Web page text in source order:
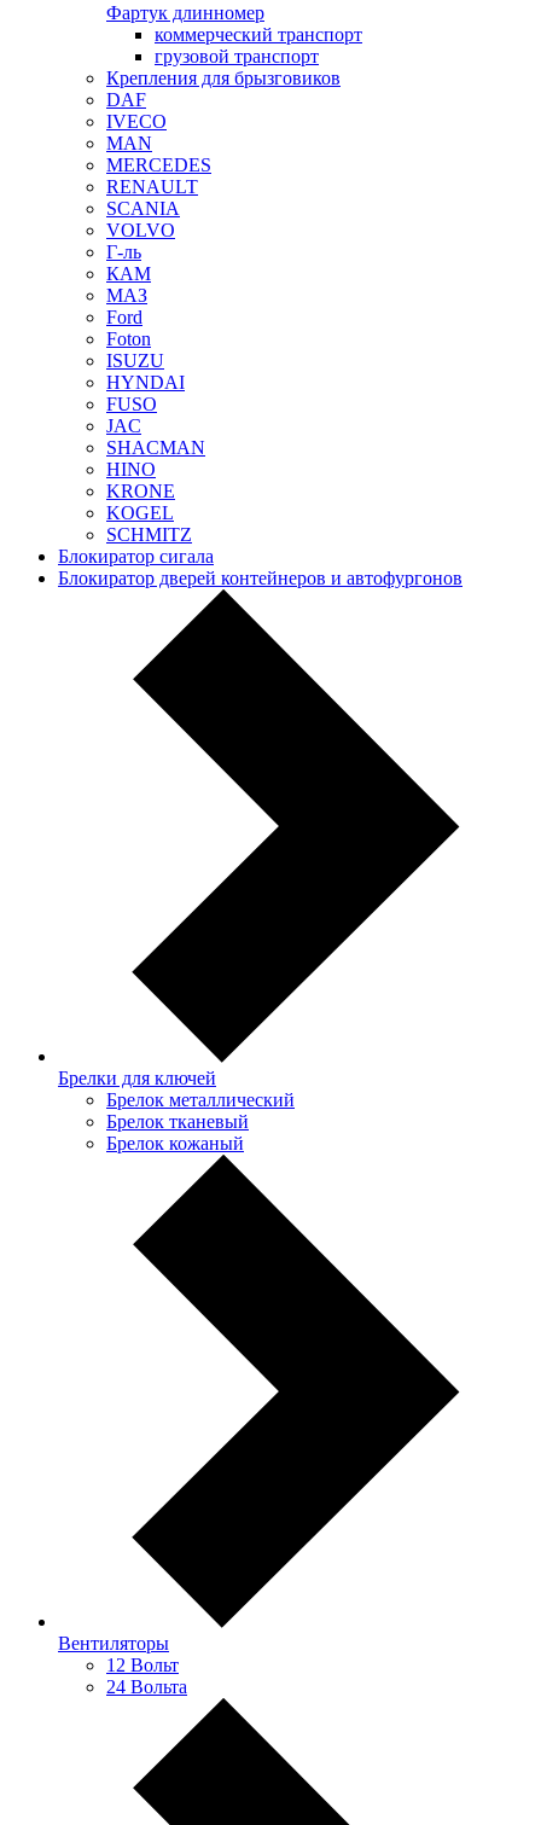
Фартук длинномер
коммерческий транспорт
грузовой транспорт
Крепления для брызговиков
DAF
IVECO
MAN
MERCEDES
RENAULT
SCANIA
VOLVO
Г-ль
КАМ
МАЗ
Ford
Foton
ISUZU
HYNDAI
FUSO
JAC
SHACMAN
HINO
KRONE
KOGEL
SCHMITZ
Блокиратор сигала
Блокиратор дверей контейнеров и автофургонов
Брелки для ключей
Брелок металлический
Брелок тканевый
Брелок кожаный
Вентиляторы
12 Вольт
24 Вольта